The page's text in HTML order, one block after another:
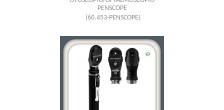
PENSCOPE
(60.453-PENSCOPE)